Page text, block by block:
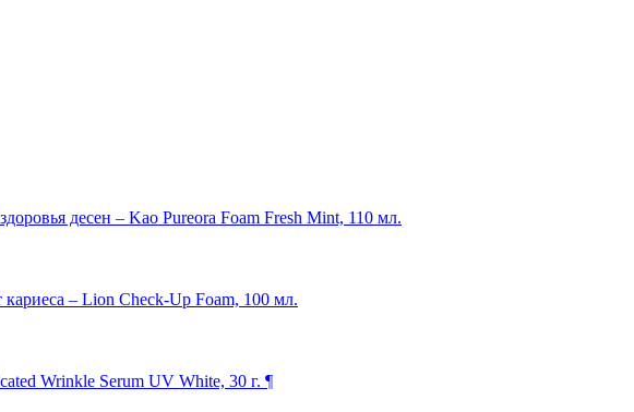
десен – Kao Pureora Foam Fresh Mint, 110 мл.
– Lion Check-Up Foam, 100 мл.
Wrinkle Serum UV White, 30 г. ¶